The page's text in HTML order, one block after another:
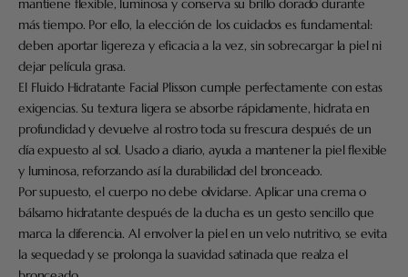
más tiempo. Por ello, la elección de los cuidados es fundamental:
deben aportar ligereza y eficacia a la vez, sin sobrecargar la piel ni
dejar película grasa.
El Fluido Hidratante Facial Plisson cumple perfectamente con estas
exigencias. Su textura ligera se absorbe rápidamente, hidrata en
profundidad y devuelve al rostro toda su frescura después de un
día expuesto al sol. Usado a diario, ayuda a mantener la piel flexible
y luminosa, reforzando así la durabilidad del bronceado.
Por supuesto, el cuerpo no debe olvidarse. Aplicar una crema o
bálsamo hidratante después de la ducha es un gesto sencillo que
marca la diferencia. Al envolver la piel en un velo nutritivo, se evita
la sequedad y se prolonga la suavidad satinada que realza el